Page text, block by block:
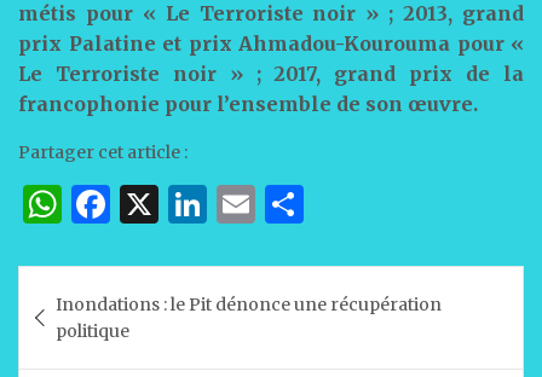
métis pour « Le Terroriste noir » ; 2013, grand
prix Palatine et prix Ahmadou-Kourouma pour «
Le Terroriste noir » ; 2017, grand prix de la
francophonie pour l’ensemble de son œuvre.
Partager cet article :
W
at
s
A
F
c
e
b
X
Li
k
e
dI
E
ai
l
ta
g
er
de
l’article
Inondations : le Pit dénonce une récupération
politique